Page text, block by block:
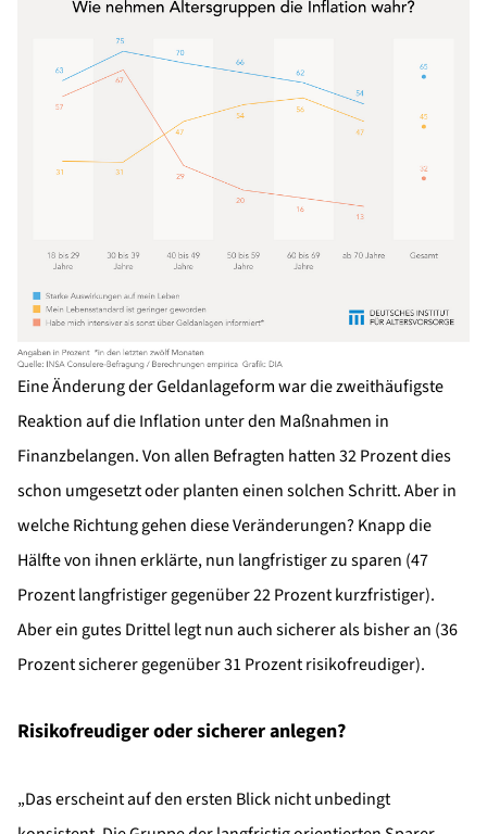
Eine Änderung der Geldanlageform war die zweithäufigste
Reaktion auf die Inflation unter den Maßnahmen in
Finanzbelangen. Von allen Befragten hatten 32 Prozent dies
schon umgesetzt oder planten einen solchen Schritt. Aber in
welche Richtung gehen diese Veränderungen? Knapp die
Hälfte von ihnen erklärte, nun langfristiger zu sparen (47
Prozent langfristiger gegenüber 22 Prozent kurzfristiger).
Aber ein gutes Drittel legt nun auch sicherer als bisher an (36
Prozent sicherer gegenüber 31 Prozent risikofreudiger).
Risikofreudiger oder sicherer anlegen?
„Das erscheint auf den ersten Blick nicht unbedingt